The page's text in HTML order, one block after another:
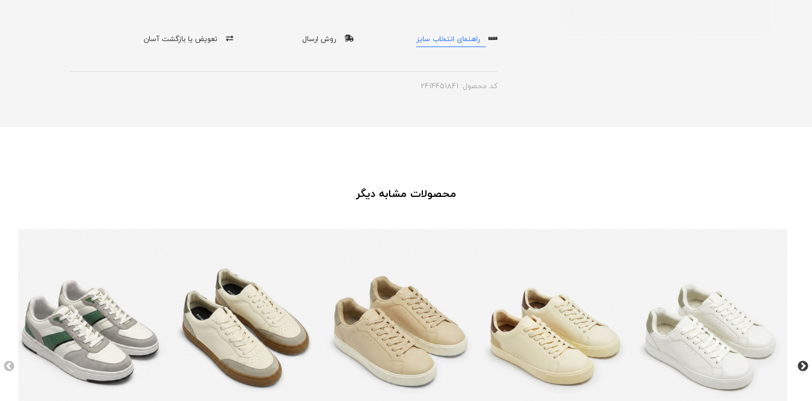
راهنمای انتخاب سایز روش ارسال تعویض یا بازگشت آسان
کد محصول: 2414451841
محصولات مشابه دیگر